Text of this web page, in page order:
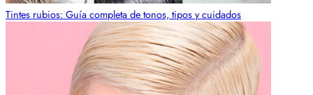
Tintes rubios: Guía completa de tonos, tipos y cuidados